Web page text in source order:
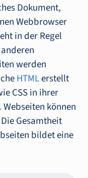
Dokument,
Webbrowser
in der Regel
werden
HTMLerstellt
CSS in ihrer
können
Gesamtheit
bildet eine